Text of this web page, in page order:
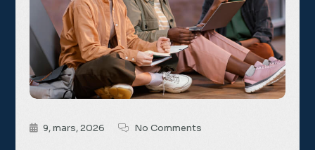
9, mars, 2026 No Comments